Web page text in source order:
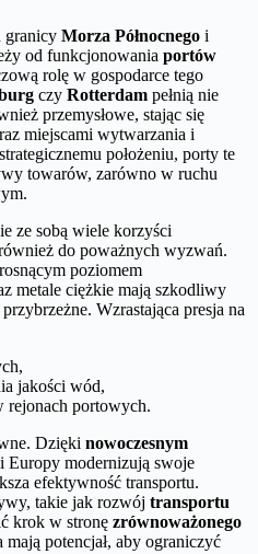
granicy Morza Północnego i
od funkcjonowania portów
rolę w gospodarce tego
czy Rotterdam pełnią nie
przemysłowe, stając się
miejscami wytwarzania i
położeniu, porty te
towarów, zarówno w ruchu
ze sobą wiele korzyści
do poważnych wyzwań.
poziomem
metale ciężkie mają szkodliwy
Wzrastająca presja na
jakości wód,
rejonach portowych.
Dzięki nowoczesnym
Europy modernizują swoje
efektywność transportu.
takie jak rozwój transportu
krok w stronę zrównoważonego
mają potencjał, aby ograniczyć